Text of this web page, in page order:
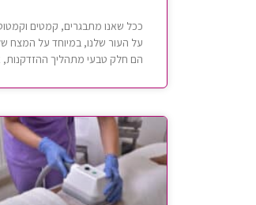
ככל שאנו מתבגרים, קמטים
על העור שלנו, במיוחד על המצח
הם חלק טבעי מתהליך ההזדקנות,